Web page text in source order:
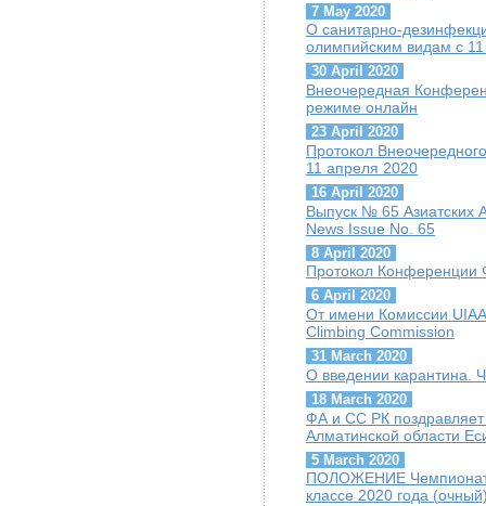
7 May 2020
О санитарно-
олимпийским видам с
30 April 2020
Внеочередная
режиме онлайн
23 April 2020
Протокол
11 апреля 2020
16 April 2020
Выпуск № 65 Азиатских
News Issue No. 65
8 April 2020
Протокол
6 April 2020
От имени Комиссии
Climbing Commission
31 March 2020
О введении карантина.
18 March 2020
ФА и СС РК поздравляет
Алматинской области
5 March 2020
ПОЛОЖЕНИЕ Чемпионат
классе 2020 года